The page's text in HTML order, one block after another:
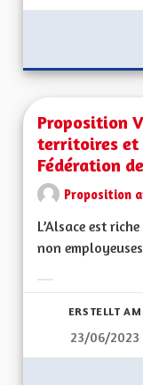
Proposition
territoires et
Fédération
Proposition
L’Alsace est
non
ERSTELLT AM
23/06/2023